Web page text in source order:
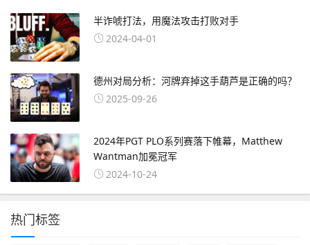
半诈唬打法，用魔法攻击打败对手
2024-04-01
德州对局分析：河牌弃掉这手葫芦是正确的吗？
2025-09-26
2024年PGT PLO系列赛落下帷幕，Matthew
Wantman加冕冠军
2024-10-24
热门标签